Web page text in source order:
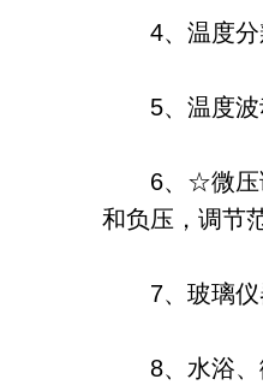
4、温度分
5、温度波
6、☆微压调
和负压，调节
7、玻璃仪
8、水浴、微